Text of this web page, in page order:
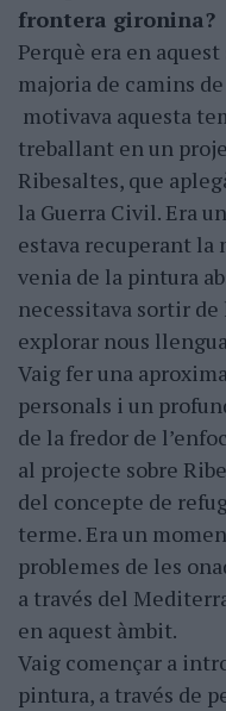
frontera gironina?
Perquè era en
majoria de camins
motivava aquesta
treballant en un
Ribesaltes, que
la Guerra Civil. Era
estava recuperant la
venia de la pintura
necessitava sortir
explorar nous
Vaig fer una
personals i un
de la fredor de
al projecte sobre
del concepte de
terme. Era un
problemes de les
a través del
en aquest àmbit.
Vaig començar a
pintura, a través de